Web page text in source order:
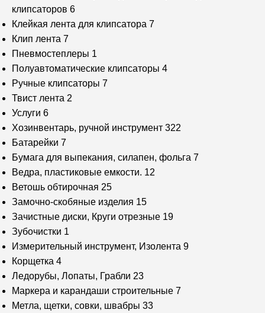
клипсаторов 6
Клейкая лента для клипсатора 7
Клип лента 7
Пневмостеплеры 1
Полуавтоматические клипсаторы 4
Ручные клипсаторы 7
Твист лента 2
Услуги 6
Хозинвентарь, ручной инструмент 322
Батарейки 7
Бумага для выпекания, силапен, фольга 7
Ведра, пластиковые емкости. 12
Ветошь обтирочная 25
Замочно-скобяные изделия 15
Зачистные диски, Круги отрезные 19
Зубочистки 1
Измерительный инструмент, Изолента 9
Корщетка 4
Ледорубы, Лопаты, Грабли 23
Маркера и карандаши строительные 7
Метла, щетки, совки, швабры 33